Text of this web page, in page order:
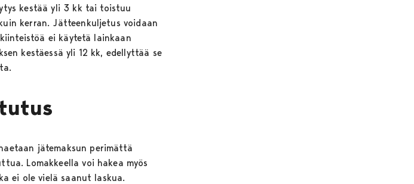
kestää yli 3 kk tai toistuu
kerran. Jätteenkuljetus voidaan
ei käytetä lainkaan
kestäessä yli 12 kk, edellyttää se
jätemaksun perimättä
Lomakkeella voi hakea myös
ei ole vielä saanut laskua.